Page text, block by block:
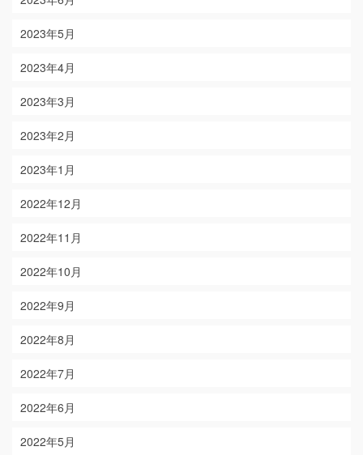
2023年5月
2023年4月
2023年3月
2023年2月
2023年1月
2022年12月
2022年11月
2022年10月
2022年9月
2022年8月
2022年7月
2022年6月
2022年5月